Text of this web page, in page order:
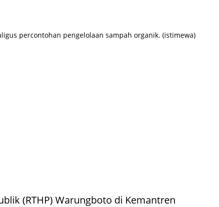
percontohan pengelolaan sampah organik. (istimewa)
(RTHP) Warungboto di Kemantren